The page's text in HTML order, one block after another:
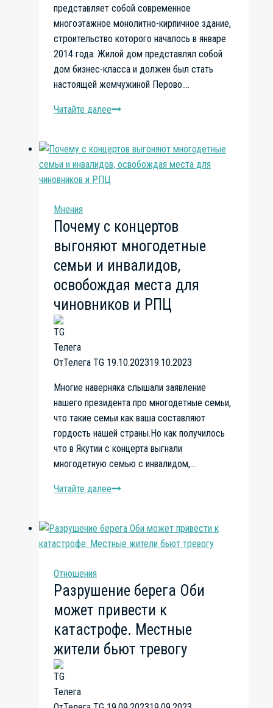
представляет собой современное
многоэтажное монолитно-кирпичное здание,
строительство которого началось в январе
2014 года. Жилой дом представлял собой
дом бизнес-класса и должен был стать
настоящей жемчужиной Перово….
Читайте далееЖК
ждет
дольщиков?:
Перове
Мнения
Почему с концертов
выгоняют многодетные
семьи и инвалидов,
освобождая места для
чиновников и РПЦ
ОтТелега TG 19.10.202319.10.2023
Многие наверняка слышали заявление
нашего президента про многодетные семьи,
что такие семьи как ваша составляют
гордость нашей страны.Но как получилось
что в Якутии с концерта выгнали
многодетную семью с инвалидом,…
Читайте далееПочему
выгоняют
многодетные
инвалидов,
освобождая
места
для
чиновников
Отношения
Разрушение берега Оби
может привести к
катастрофе. Местные
жители бьют тревогу